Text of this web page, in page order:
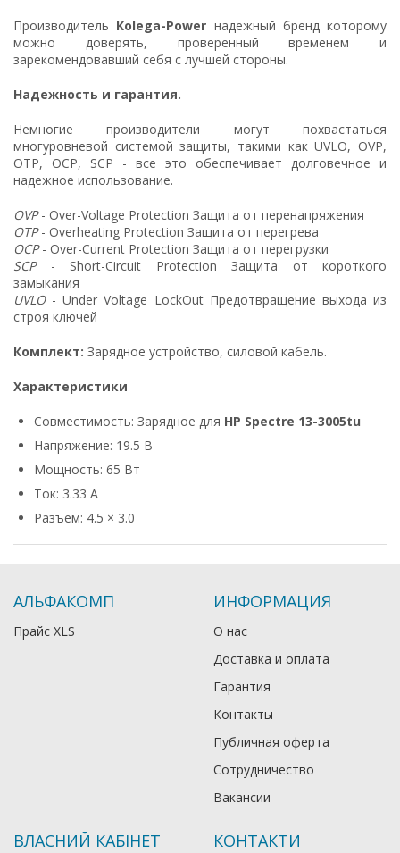
Производитель Kolega-Power надежный бренд которому
можно доверять, проверенный временем и
зарекомендовавший себя с лучшей стороны.
Надежность и гарантия.
Немногие производители могут похвастаться
многуровневой системой защиты, такими как UVLO, OVP,
OTP, OCP, SCP - все это обеспечивает долговечное и
надежное использование.
OVP- Over-Voltage Protection Защита от перенапряжения
OTP- Overheating Protection Защита от перегрева
OCP- Over-Current Protection Защита от перегрузки
SCP- Short-Circuit Protection Защита от короткого
замыкания
UVLO- Under Voltage LockOut Предотвращение выхода из
строя ключей
Комплект: Зарядное устройство, силовой кабель.
Характеристики
Совместимость: Зарядное для HP Spectre 13-3005tu
Напряжение: 19.5 В
Мощность: 65 Вт
Ток: 3.33 А
Разъем: 4.5 × 3.0
АЛЬФАКОМП
Прайс XLS
ИНФОРМАЦИЯ
О нас
Доставка и оплата
Гарантия
Контакты
Публичная оферта
Сотрудничество
Вакансии
ВЛАСНИЙ КАБІНЕТ КОНТАКТИ